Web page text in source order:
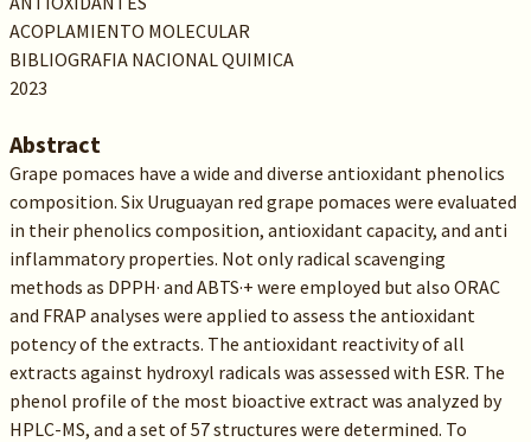
ACOPLAMIENTO MOLECULAR
BIBLIOGRAFIA NACIONAL QUIMICA
2023
Abstract
Grape pomaces have a wide and diverse antioxidant phenolics
composition. Six Uruguayan red grape pomaces were evaluated
in their phenolics composition, antioxidant capacity, and anti
inflammatory properties. Not only radical scavenging
methods as DPPH· and ABTS·+ were employed but also ORAC
and FRAP analyses were applied to assess the antioxidant
potency of the extracts. The antioxidant reactivity of all
extracts against hydroxyl radicals was assessed with ESR. The
phenol profile of the most bioactive extract was analyzed by
HPLC-MS, and a set of 57 structures were determined. To